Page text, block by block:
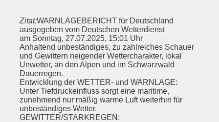
Zitat:WARNLAGEBERICHT für Deutschland
ausgegeben vom Deutschen Wetterdienst
am Sonntag, 27.07.2025, 15:01 Uhr
Anhaltend unbeständiges, zu zahlreiches Schauer
und Gewittern neigender Wettercharakter, lokal
Unwetter, an den Alpen und im Schwarzwald
Dauerregen.
Entwicklung der WETTER- und WARNLAGE:
Unter Tiefdruckeinfluss sorgt eine maritime,
zunehmend nur mäßig warme Luft weiterhin für
unbeständiges Wetter.
GEWITTER/STARKREGEN: